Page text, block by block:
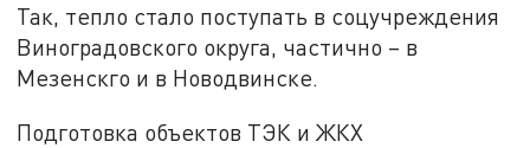
Так, тепло стало поступать в соцучреждения
Виноградовского округа, частично – в
Мезенскго и в Новодвинске.
Подготовка объектов ТЭК и ЖКХ